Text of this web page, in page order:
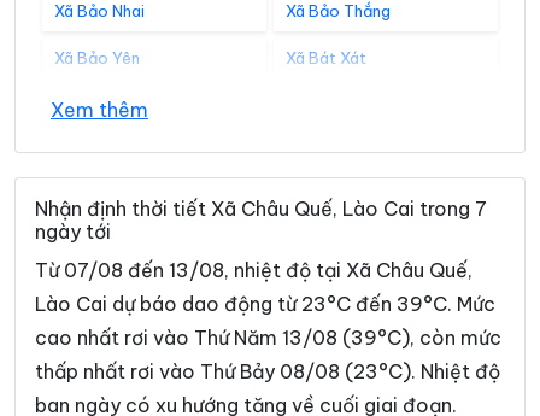
Xã Bảo Nhai Xã Bảo Thắng
Xã Bảo Yên Xã Bát Xát
Xã Cảm Nhân
Xã Cát Thịnh Xã Chấn Thịnh
Xã Chế Tạo Xã Chiềng Ken
Xã Cốc Lầu
Xã Dền Sáng Xã Đông Cuông
Xã Dương Quỳ Xã Gia Hội
Xã Gia Phú Xã Hạnh Phúc
Xem thêm
Nhận định thời tiết Xã Châu Quế, Lào Cai trong 7
ngày tới
Từ 07/08 đến 13/08, nhiệt độ tại Xã Châu Quế,
Lào Cai dự báo dao động từ 23°C đến 39°C. Mức
cao nhất rơi vào Thứ Năm 13/08 (39°C), còn mức
thấp nhất rơi vào Thứ Bảy 08/08 (23°C). Nhiệt độ
ban ngày có xu hướng tăng về cuối giai đoạn.